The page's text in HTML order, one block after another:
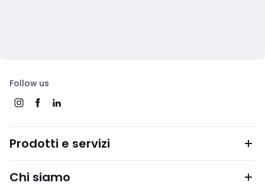
Follow us
Prodotti e servizi
Chi siamo